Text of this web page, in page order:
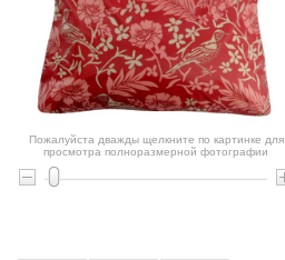
Пожалуйста дважды щелкните по картинке для
просмотра полноразмерной фотографии